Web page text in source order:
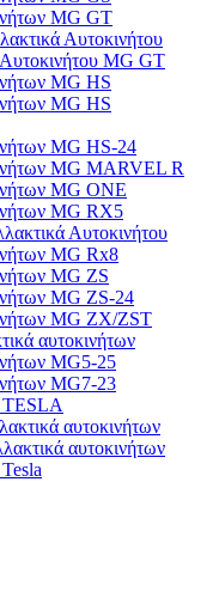
MG GT
Αυτοκινήτου
MG GT
MG HS
MG HS
MG HS-24
MG MARVEL R
MG ONE
MG RX5
Αυτοκινήτου
MG Rx8
MG ZS
MG ZS-24
MG ZX/ZST
αυτοκινήτων
MG5-25
MG7-23
TESLA
αυτοκινήτων
αυτοκινήτων